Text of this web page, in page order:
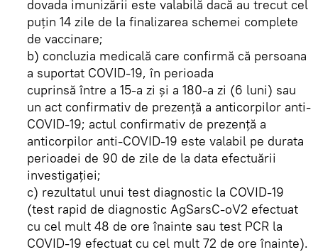
dovada imunizării este valabilă dacă au trecut cel
puţin 14 zile de la finalizarea schemei complete
de vaccinare;
b) concluzia medicală care confirmă că persoana
a suportat COVID-19, în perioada
cuprinsă între a 15-a zi şi a 180-a zi (6 luni) sau
un act confirmativ de prezenţă a anticorpilor anti-
COVID-19; actul confirmativ de prezenţă a
anticorpilor anti-COVID-19 este valabil pe durata
perioadei de 90 de zile de la data efectuării
investigaţiei;
c) rezultatul unui test diagnostic la COVID-19
(test rapid de diagnostic AgSarsC-oV2 efectuat
cu cel mult 48 de ore înainte sau test PCR la
COVID-19 efectuat cu cel mult 72 de ore înainte).